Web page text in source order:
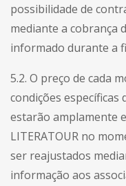
possibilidade de
mediante a cobrança
informado durante a
5.2. O preço de cada
condições específicas
estarão amplamente
LITERATOUR no
ser reajustados
informação aos